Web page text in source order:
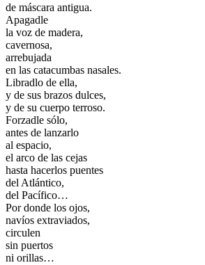
de máscara antigua.
Apagadle
la voz de madera,
cavernosa,
arrebujada
en las catacumbas nasales.
Libradlo de ella,
y de sus brazos dulces,
y de su cuerpo terroso.
Forzadle sólo,
antes de lanzarlo
al espacio,
el arco de las cejas
hasta hacerlos puentes
del Atlántico,
del Pacífico…
Por donde los ojos,
navíos extraviados,
circulen
sin puertos
ni orillas…